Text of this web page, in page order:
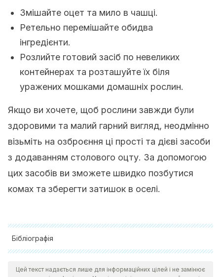
Змішайте оцет та мило в чашці.
Ретельно перемішайте обидва
інгредієнти.
Розлийте готовий засіб по невеликих
контейнерах та розташуйте їх біля
уражених мошками домашніх рослин.
Якщо ви хочете, щоб рослини завжди були
здоровими та малий гарний вигляд, неодмінно
візьміть на озброєння ці прості та дієві засоби
з додаванням столового оцту. За допомогою
цих засобів ви зможете швидко позбутися
комах та зберегти затишок в оселі.
Бібліографія
& Wali, Asif & Adowa, Nana & Ayim, Ishmael. (2018).
Цей текст надається лише для інформаційних цілей і не замінює